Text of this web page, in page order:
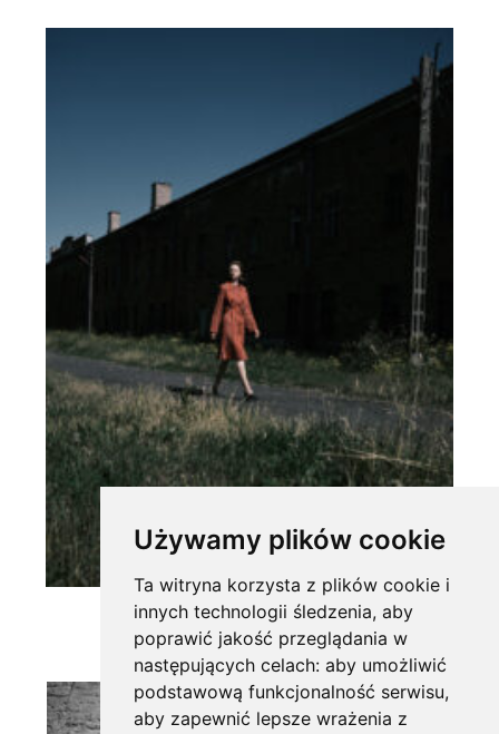
Używamy plików cookie
Ta witryna korzysta z plików cookie i
innych technologii śledzenia, aby
poprawić jakość przeglądania w
następujących celach: aby umożliwić
podstawową funkcjonalność serwisu,
aby zapewnić lepsze wrażenia z